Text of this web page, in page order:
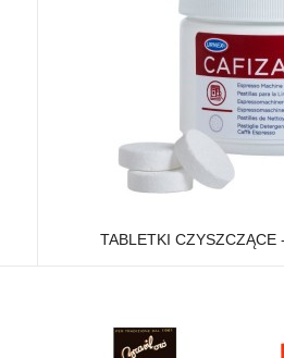
TABLETKI CZYSZCZĄCE